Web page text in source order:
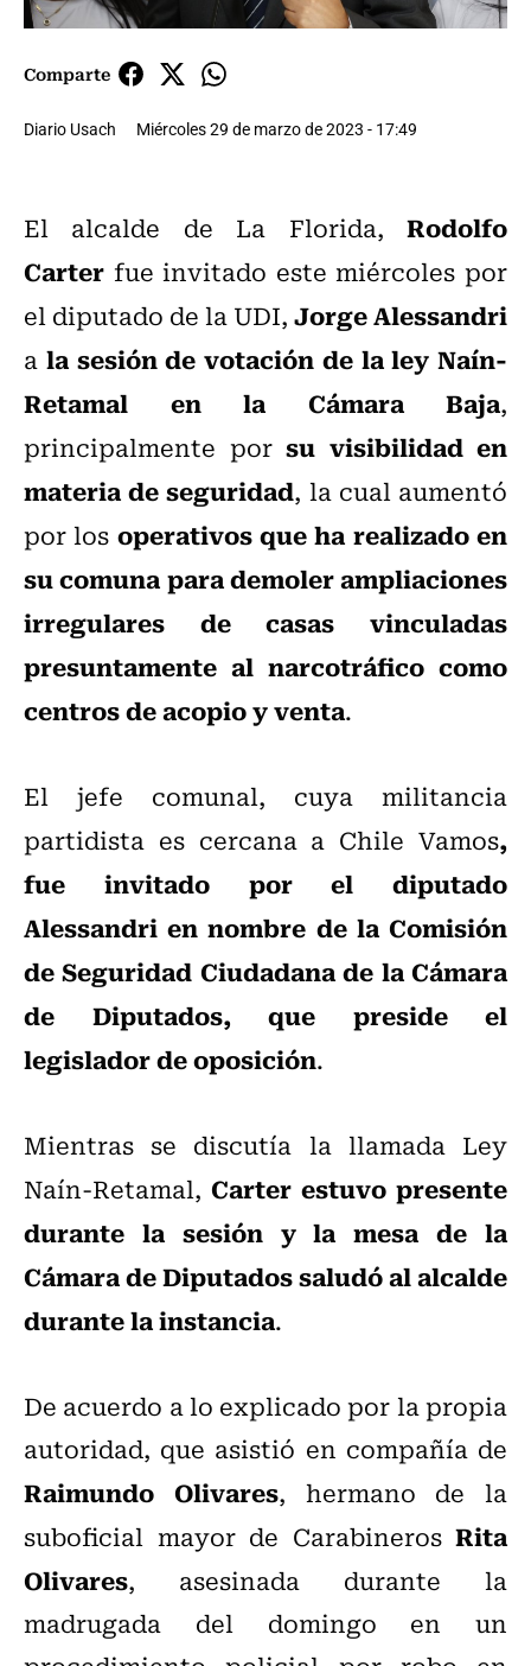
Comparte
Diario Usach Miércoles 29 de marzo de 2023 - 17:49
El alcalde de La Florida, Rodolfo
Carter fue invitado este miércoles por
el diputado de la UDI,Jorge Alessandri
a la sesión de votación de la ley Naín-
Retamal en la Cámara Baja,
principalmente por su visibilidad en
materia de seguridad, la cual aumentó
por los operativos que ha realizado en
su comuna para demoler ampliaciones
irregulares de casas vinculadas
presuntamente al narcotráfico como
centros de acopio y venta.
El jefe comunal, cuya militancia
partidista es cercana a Chile Vamos,
fue invitado por el diputado
Alessandri en nombre de la Comisión
de Seguridad Ciudadana de la Cámara
de Diputados, que preside el
legislador de oposición.
Mientras se discutía la llamada Ley
Naín-Retamal, Carter estuvo presente
durante la sesión y la mesa de la
Cámara de Diputados saludó al alcalde
durante la instancia.
De acuerdo a lo explicado por la propia
autoridad, que asistió en compañía de
Raimundo Olivares, hermano de la
suboficial mayor de Carabineros Rita
Olivares, asesinada durante la
madrugada del domingo en un